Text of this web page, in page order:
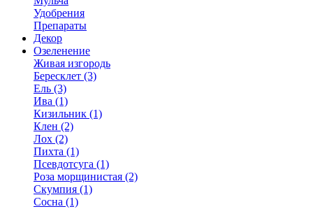
Удобрения
Препараты
Декор
Озеленение
Живая изгородь
Бересклет (3)
Ель (3)
Ива (1)
Кизильник (1)
Клен (2)
Лох (2)
Пихта (1)
Псевдотсуга (1)
Роза морщинистая (2)
Скумпия (1)
Сосна (1)